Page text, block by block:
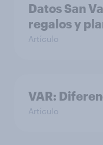
Datos San
regalos y
Artículo
VAR:
Artículo